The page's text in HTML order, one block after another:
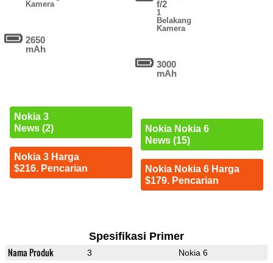
Kamera
2650
mAh
Nokia 3
News (2)
Nokia 3 Harga
$216. Pencarian
f/2
1
Belakang
Kamera
3000
mAh
Nokia Nokia 6
News (15)
Nokia Nokia 6 Harga
$179. Pencarian
Spesifikasi Primer
Nama Produk 3 Nokia 6